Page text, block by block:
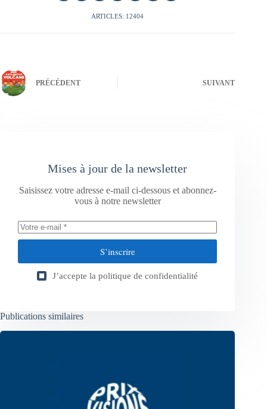
ARTICLES: 12404
PRÉCÉDENT SUIVANT
Mises à jour de la newsletter
Saisissez votre adresse e-mail ci-dessous et abonnez-
vous à notre newsletter
S’inscrire
J’accepte la politique de confidentialité
Publications similaires